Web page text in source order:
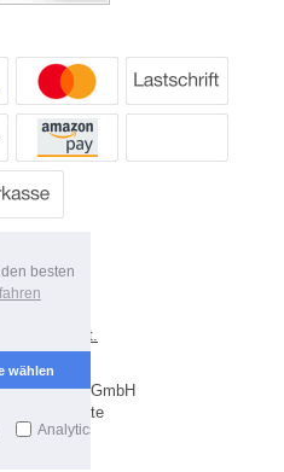
besten
wählen
Analytics
inkl. MwSt.
by Dartpoint GmbH
by Shopgate